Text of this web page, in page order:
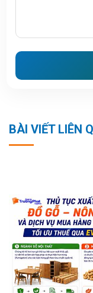
BÀI VIẾT LIÊN